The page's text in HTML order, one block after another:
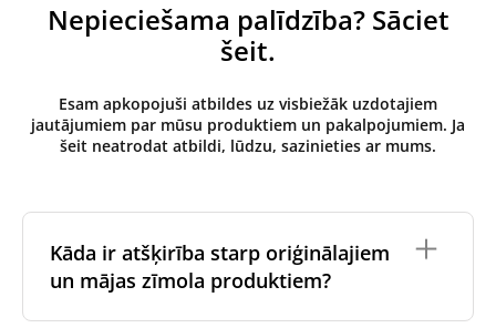
Nepieciešama palīdzība? Sāciet
šeit.
Esam apkopojuši atbildes uz visbiežāk uzdotajiem
jautājumiem par mūsu produktiem un pakalpojumiem. Ja
šeit neatrodat atbildi, lūdzu, sazinieties ar mums.
Kāda ir atšķirība starp oriģinālajiem
un mājas zīmola produktiem?